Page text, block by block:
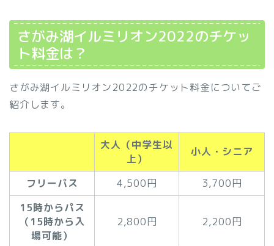
さがみ湖イルミリオン2022のチケッ
ト料金は？
さがみ湖イルミリオン2022のチケット料金についてご
紹介します。
大人（中学生以
上）
小人・シニア
フリーパス 4,500円
3,700円
15時からパス
（15時から入
場可能）
2,800円 2,200円